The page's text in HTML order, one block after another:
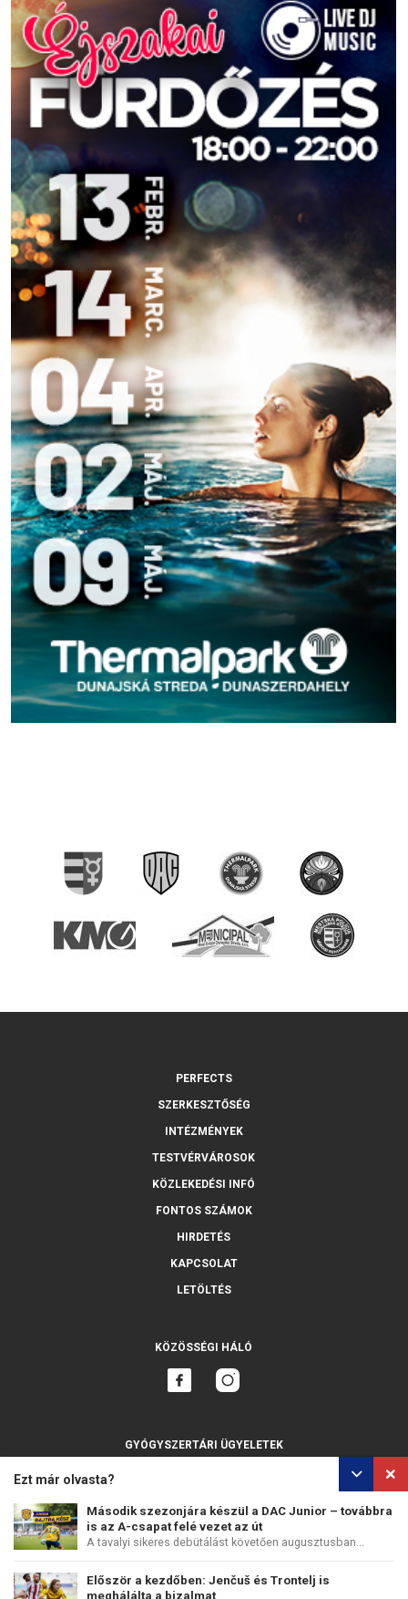
Ezt már olvasta?
Második szezonjára készül a DAC Junior – továbbra
is az A-csapat felé vezet az út
A tavalyi sikeres debütálást követően augusztusban...
Először a kezdőben: Jenčuš és Trontelj is
meghálálta a bizalmat
PERFECTS
SZERKESZTŐSÉG
INTÉZMÉNYEK
TESTVÉRVÁROSOK
KÖZLEKEDÉSI INFÓ
FONTOS SZÁMOK
HIRDETÉS
KAPCSOLAT
LETÖLTÉS
KÖZÖSSÉGI HÁLÓ
GYÓGYSZERTÁRI ÜGYELETEK
SZEMÉLYES ADATOK VÉDELME SÜTIK HASZNÁLATA
COPYRIGHT © PERFECTS, A.S. WEB DESIGN:EPIX MEDIA